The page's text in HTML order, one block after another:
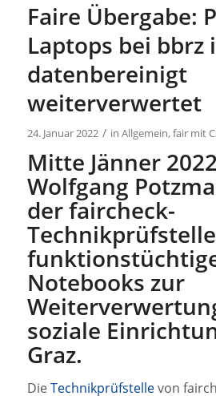
Faire Übergabe:
Laptops bei bbrz
datenbereinigt
weiterverwertet
24. Januar 2022 / in Allgemein,fair mit
Mitte Jänner
Wolfgang
der faircheck-
Notebooks zur
soziale
Graz.
DieTechnikprüfstellevon